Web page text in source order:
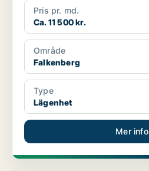
Pris pr. md.
Ca. 11 500 kr.
Område
Falkenberg
Type
Lägenhet
Mer info